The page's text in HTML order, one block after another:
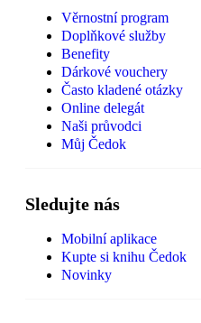
Věrnostní program
Doplňkové služby
Benefity
Dárkové vouchery
Často kladené otázky
Online delegát
Naši průvodci
Můj Čedok
Sledujte nás
Mobilní aplikace
Kupte si knihu Čedok
Novinky